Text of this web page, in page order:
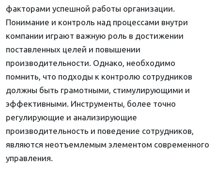
факторами успешной работы организации.
Понимание и контроль над процессами внутри
компании играют важную роль в достижении
поставленных целей и повышении
производительности. Однако, необходимо
помнить, что подходы к контролю сотрудников
должны быть грамотными, стимулирующими и
эффективными. Инструменты, более точно
регулирующие и анализирующие
производительность и поведение сотрудников,
являются неотъемлемым элементом современного
управления.